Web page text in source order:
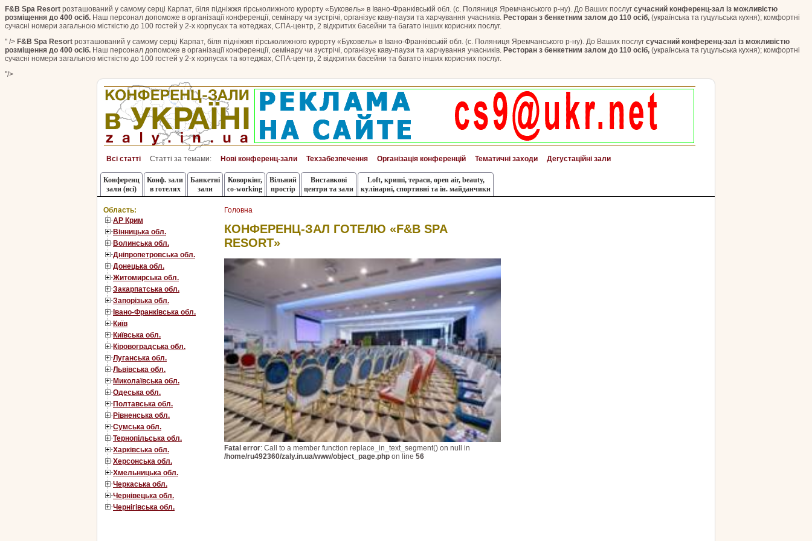
F&B Spa Resort розташований у самому серці Карпат, біля підніжжя гірськолижного курорту «Буковель» в Івано-Франківській обл. (с. Поляниця Яремчанського р-ну). До Ваших послуг сучасний конференц-зал із можливістю
розміщення до 400 осіб. Наш персонал допоможе в організації конференції, семінару чи зустрічі, організує каву-паузи та харчування учасників. Ресторан з бенкетним залом до 110 осіб, (українська та гуцульська кухня); комфортні
сучасні номери загальною місткістю до 100 гостей у 2-х корпусах та котеджах, СПА-центр, 2 відкритих басейни та багато інших корисних послуг.
" /> F&B Spa Resort розташований у самому серці Карпат, біля підніжжя гірськолижного курорту «Буковель» в Івано-Франківській обл. (с. Поляниця Яремчанського р-ну). До Ваших послуг сучасний конференц-зал із можливістю
розміщення до 400 осіб. Наш персонал допоможе в організації конференції, семінару чи зустрічі, організує каву-паузи та харчування учасників. Ресторан з бенкетним залом до 110 осіб, (українська та гуцульська кухня); комфортні
сучасні номери загальною місткістю до 100 гостей у 2-х корпусах та котеджах, СПА-центр, 2 відкритих басейни та багато інших корисних послуг.
"/>
Всі статті Статті за темами: Нові конференц-зали Техзабезпечення Організація конференцій Тематичні заходи Дегустаційні зали
Конференц
зали (всі)
Конф. зали
в готелях
Банкетні
зали
Коворкінг,
co-working
Вільний
простір
Виставкові
центри та зали
Loft, криші, тераси, оpen air, beauty,
кулінарні, спортивні та ін. майданчики
Область:
АР Крим
Вінницька обл.
Волинська обл.
Дніпропетровська обл.
Донецька обл.
Житомирська обл.
Закарпатська обл.
Запорізька обл.
Івано-Франківська обл.
Київ
Київська обл.
Кіровоградська обл.
Луганська обл.
Львівська обл.
Миколаївська обл.
Одеська обл.
Полтавська обл.
Рівненська обл.
Сумська обл.
Тернопільська обл.
Харківська обл.
Херсонська обл.
Хмельницька обл.
Черкаська обл.
Чернівецька обл.
Чернігівська обл.
Головна
КОНФЕРЕНЦ-ЗАЛ ГОТЕЛЮ «F&B SPA
RESORT»
Fatal error: Call to a member function replace_in_text_segment() on null in
/home/ru492360/zaly.in.ua/www/object_page.php on line 56